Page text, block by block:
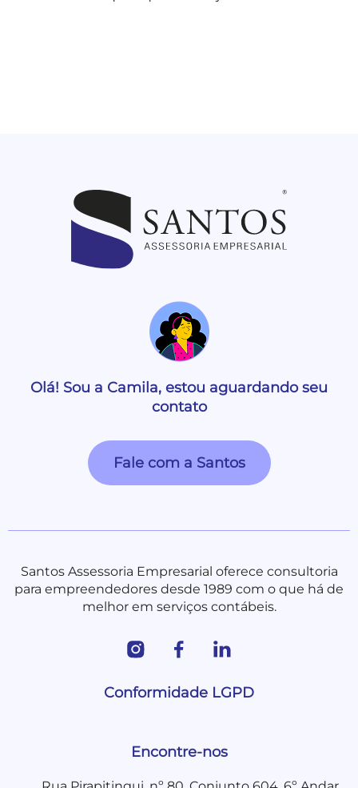
Olá! Sou a Camila, estou aguardando seu
contato
Fale com a Santos
Santos Assessoria Empresarial oferece consultoria
para empreendedores desde 1989 com o que há de
melhor em serviços contábeis.
Conformidade LGPD
Encontre-nos